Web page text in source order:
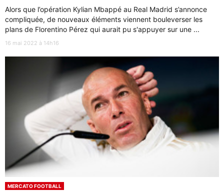
Alors que l’opération Kylian Mbappé au Real Madrid s’annonce
compliquée, de nouveaux éléments viennent bouleverser les
plans de Florentino Pérez qui aurait pu s'appuyer sur une ...
16 mai 2022 à 14h16
MERCATO FOOTBALL